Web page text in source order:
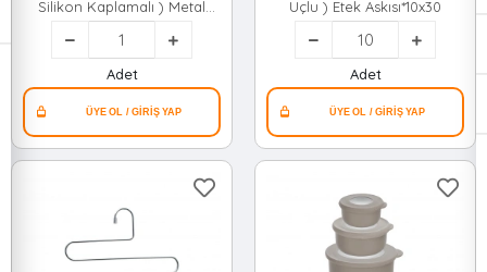
Silikon Kaplamalı ) Metal
Elbise Askısı*50
Adet
Uçlu ) Etek Askısı*10x30
Adet